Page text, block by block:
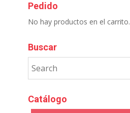
Pedido
No hay productos en el carrito.
Buscar
Catálogo